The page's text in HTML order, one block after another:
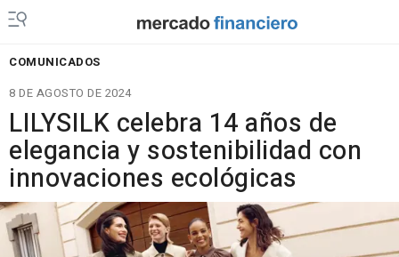
COMUNICADOS
8 DE AGOSTO DE 2024
LILYSILK celebra 14 años de
elegancia y sostenibilidad con
innovaciones ecológicas